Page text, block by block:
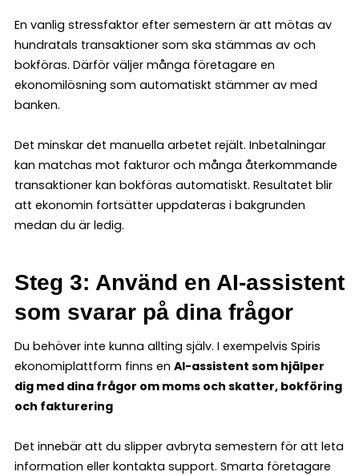
En vanlig stressfaktor efter semestern är att mötas av
hundratals transaktioner som ska stämmas av och
bokföras. Därför väljer många företagare en
ekonomilösning som automatiskt stämmer av med
banken.
Det minskar det manuella arbetet rejält. Inbetalningar
kan matchas mot fakturor och många återkommande
transaktioner kan bokföras automatiskt. Resultatet blir
att ekonomin fortsätter uppdateras i bakgrunden
medan du är ledig.
Steg 3: Använd en AI-assistent
som svarar på dina frågor
Du behöver inte kunna allting själv. I exempelvis Spiris
ekonomiplattform finns en AI-assistent som hjälper
dig med dina frågor om moms och skatter, bokföring
och fakturering
Det innebär att du slipper avbryta semestern för att leta
information eller kontakta support. Smarta företagare